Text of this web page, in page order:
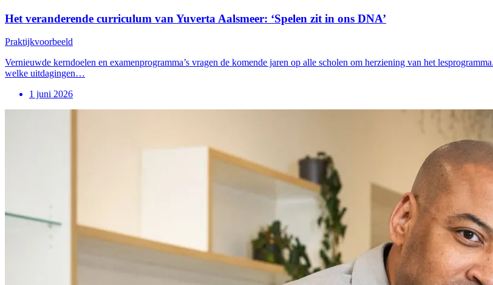
Het veranderende curriculum van Yuverta Aalsmeer: ‘Spelen zit in ons DNA’
Praktijkvoorbeeld
Vernieuwde kerndoelen en examenprogramma’s vragen de komende jaren op alle scholen om herziening van het
welke uitdagingen…
1 juni 2026